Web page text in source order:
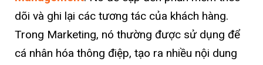
dõi và ghi lại các tương tác của khách hàng.
Trong Marketing, nó thường được sử dụng để
cá nhân hóa thông điệp, tạo ra nhiều nội dung